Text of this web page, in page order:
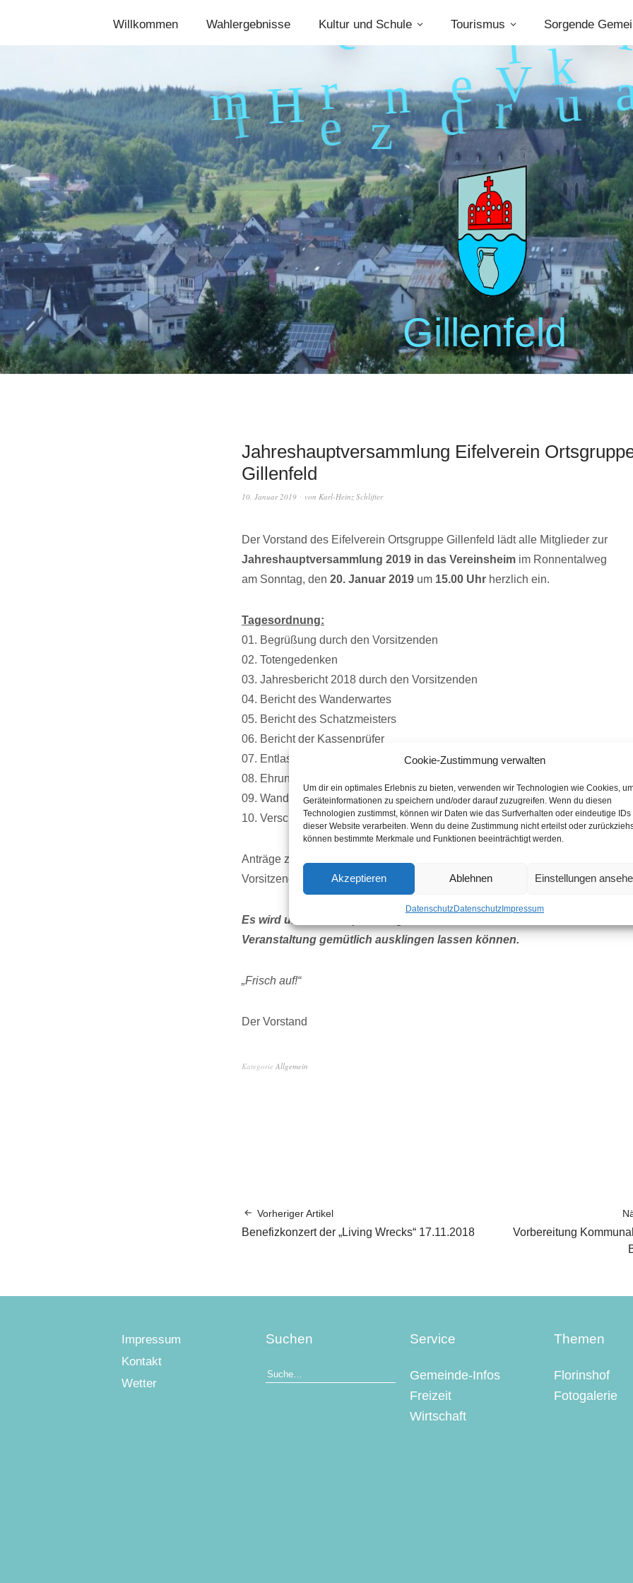
Cookie-Zustimmung verwalten
Um dir ein optimales Erlebnis zu bieten, verwenden wir Technologien wie Cookies,
Geräteinformationen zu speichern und/oder darauf zuzugreifen. Wenn du diesen
Technologien zustimmst, können wir Daten wie das Surfverhalten oder eindeutige IDs
dieser Website verarbeiten. Wenn du deine Zustimmung nicht erteilst oder
können bestimmte Merkmale und Funktionen beeinträchtigt werden.
Akzeptieren Ablehnen Einstellungen
DatenschutzDatenschutzImpressum
Willkommen Wahlergebnisse Kultur und Schule Tourismus Sorgende
Gillenfeld
ImHerzenderVu
lka
Jahreshauptversammlung Eifelverein
Gillenfeld
10. Januar 2019 von Karl-Heinz Schlifter
Der Vorstand des Eifelverein Ortsgruppe Gillenfeld lädt alle Mitglieder zur
Jahreshauptversammlung 2019 in das Vereinsheim im Ronnentalweg
am Sonntag, den 20. Januar 2019 um 15.00 Uhr herzlich ein.
Tagesordnung:
01. Begrüßung durch den Vorsitzenden
02. Totengedenken
03. Jahresbericht 2018 durch den Vorsitzenden
04. Bericht des Wanderwartes
05. Bericht des Schatzmeisters
06. Bericht der Kassenprüfer
07. Entlastung des Schatzmeisters und des Vorstandes
08. Ehrungen
09. Wanderplan, Veranstaltungen und Ausblick 2019
10. Verschiedenes
Anträge zur Änderung der Tagesordnung können bis zum 16. Januar 2019
Vorsitzenden eingereicht werden.
Es wird um Kuchenspenden gebeten, damit wir bei Kaffee und Kuchen die
Veranstaltung gemütlich ausklingen lassen können.
„Frisch auf!“
Der Vorstand
Kategorie Allgemein
Vorheriger Artikel
Benefizkonzert der „Living Wrecks“ 17.11.2018
Vorbereitung
Impressum
Kontakt
Wetter
Suchen Service
Gemeinde-Infos
Freizeit
Wirtschaft
Themen
Florinshof
Fotogalerie